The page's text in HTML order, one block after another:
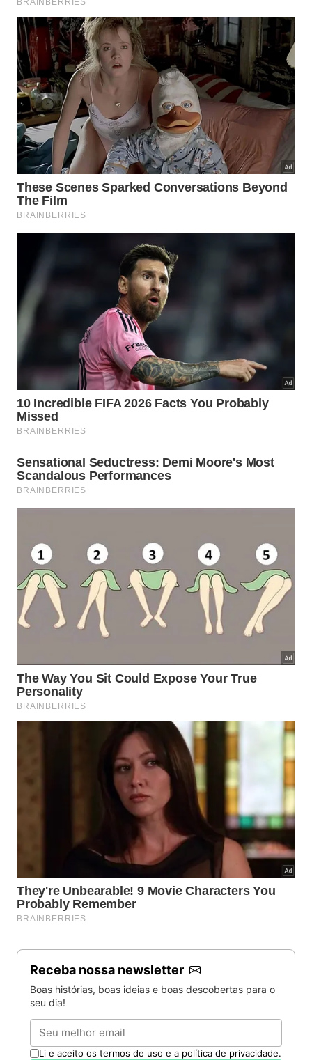
Receba nossa newsletter
Boas histórias, boas ideias e boas descobertas para o
seu dia!
Email
Li e aceito os termos de uso e a política de privacidade.